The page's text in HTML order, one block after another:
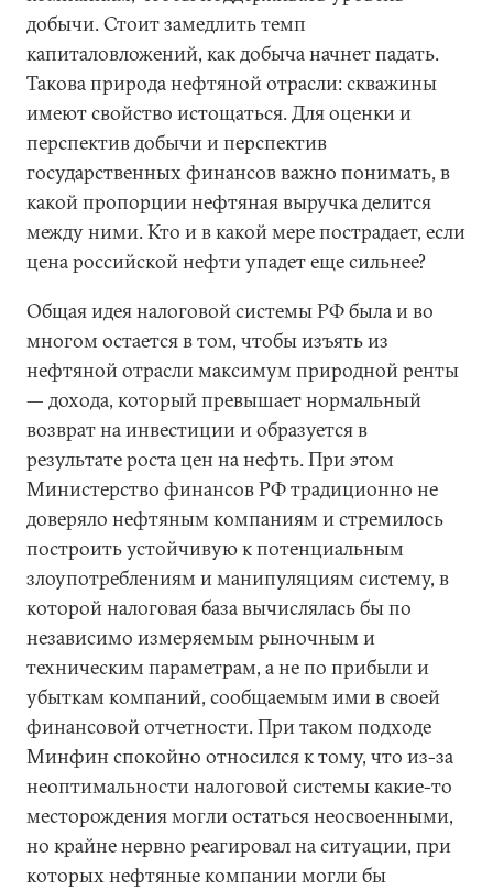
добычи. Стоит замедлить темп
капиталовложений, как добыча начнет падать.
Такова природа нефтяной отрасли: скважины
имеют свойство истощаться. Для оценки и
перспектив добычи и перспектив
государственных финансов важно понимать, в
какой пропорции нефтяная выручка делится
между ними. Кто и в какой мере пострадает, если
цена российской нефти упадет еще сильнее?
Общая идея налоговой системы РФ была и во
многом остается в том, чтобы изъять из
нефтяной отрасли максимум природной ренты
— дохода, который превышает нормальный
возврат на инвестиции и образуется в
результате роста цен на нефть. При этом
Министерство финансов РФ традиционно не
доверяло нефтяным компаниям и стремилось
построить устойчивую к потенциальным
злоупотреблениям и манипуляциям систему, в
которой налоговая база вычислялась бы по
независимо измеряемым рыночным и
техническим параметрам, а не по прибыли и
убыткам компаний, сообщаемым ими в своей
финансовой отчетности. При таком подходе
Минфин спокойно относился к тому, что из-за
неоптимальности налоговой системы какие-то
месторождения могли остаться неосвоенными,
но крайне нервно реагировал на ситуации, при
которых нефтяные компании могли бы